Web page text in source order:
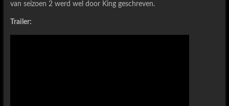
van seizoen 2 werd wel door King geschreven.
Trailer: